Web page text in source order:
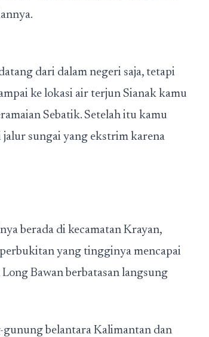
terjaga keasriannya.
dari dalam negeri saja, tetapi
ke lokasi air terjun Sianak kamu
Sebatik. Setelah itu kamu
sungai yang ekstrim karena
berada di kecamatan Krayan,
yang tingginya mencapai
Bawan berbatasan langsung
belantara Kalimantan dan